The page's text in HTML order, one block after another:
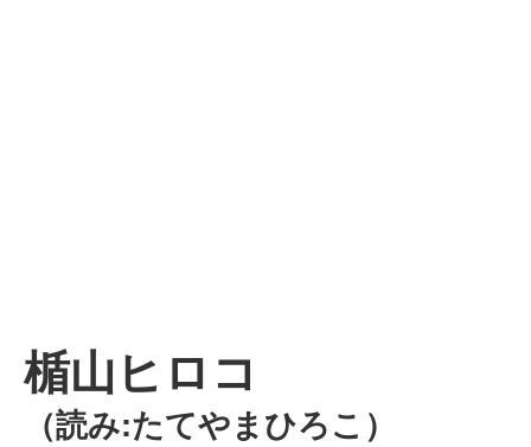
楯山ヒロコ
（読み:たてやまひろこ）